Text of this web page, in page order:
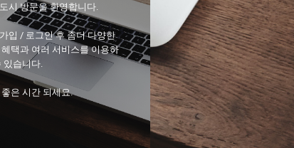
시 방문을 환영합니다.
입 / 로그인 후 좀더 다양한
혜택과 여러 서비스를 이용하
있습니다.
좋은 시간 되세요.